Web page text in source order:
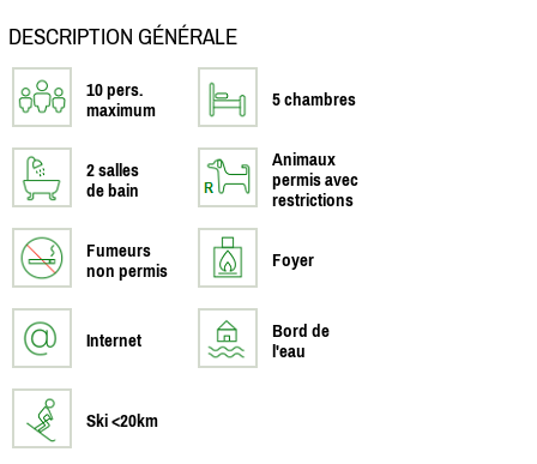
DESCRIPTION GÉNÉRALE
10 pers.
maximum
5 chambres
2 salles
de bain
Animaux
permis avec
restrictions
Fumeurs
non permis
Foyer
Internet
Bord de
l'eau
Ski <20km